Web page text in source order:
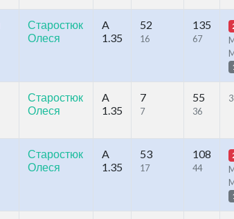
Старостюк
Олеся
A
1.35
52
16
135
67
Старостюк
Олеся
A
1.35
7
7
55
36
Старостюк
Олеся
A
1.35
53
17
108
44